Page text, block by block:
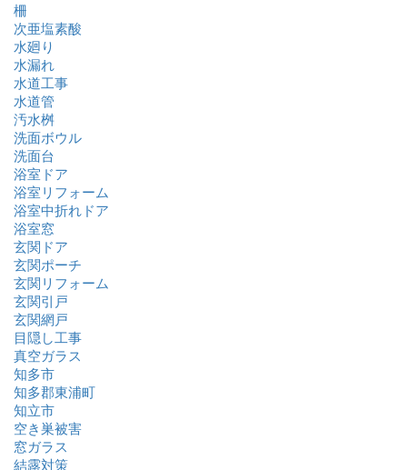
柵
次亜塩素酸
水廻り
水漏れ
水道工事
水道管
汚水桝
洗面ボウル
洗面台
浴室ドア
浴室リフォーム
浴室中折れドア
浴室窓
玄関ドア
玄関ポーチ
玄関リフォーム
玄関引戸
玄関網戸
目隠し工事
真空ガラス
知多市
知多郡東浦町
知立市
空き巣被害
窓ガラス
結露対策